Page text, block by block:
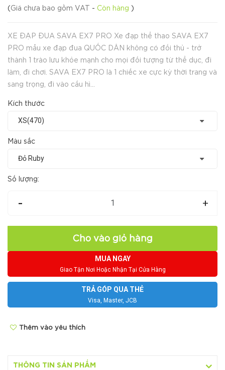
( Giá chưa bao gồm VAT - Còn hàng )
XE ĐẠP ĐUA SAVA EX7 PRO Xe đạp thể thao SAVA EX7
PRO mẫu xe đạp đua QUỐC DÂN không có đối thủ - trở
thành 1 trào lưu khỏe mạnh cho mọi đối tượng từ thể dục, đi
làm, đi chơi. SAVA EX7 PRO là 1 chiếc xe cực kỳ thời trang và
sang trọng, đi vào cấu hì...
Kích thước
Màu sắc
Số lượng:
- +
Cho vào giỏ hàng
MUA NGAY
Giao Tận Nơi Hoặc Nhận Tại Cửa Hàng
TRẢ GÓP QUA THẺ
Visa, Master, JCB
Thêm vào yêu thích
THÔNG TIN SẢN PHẨM